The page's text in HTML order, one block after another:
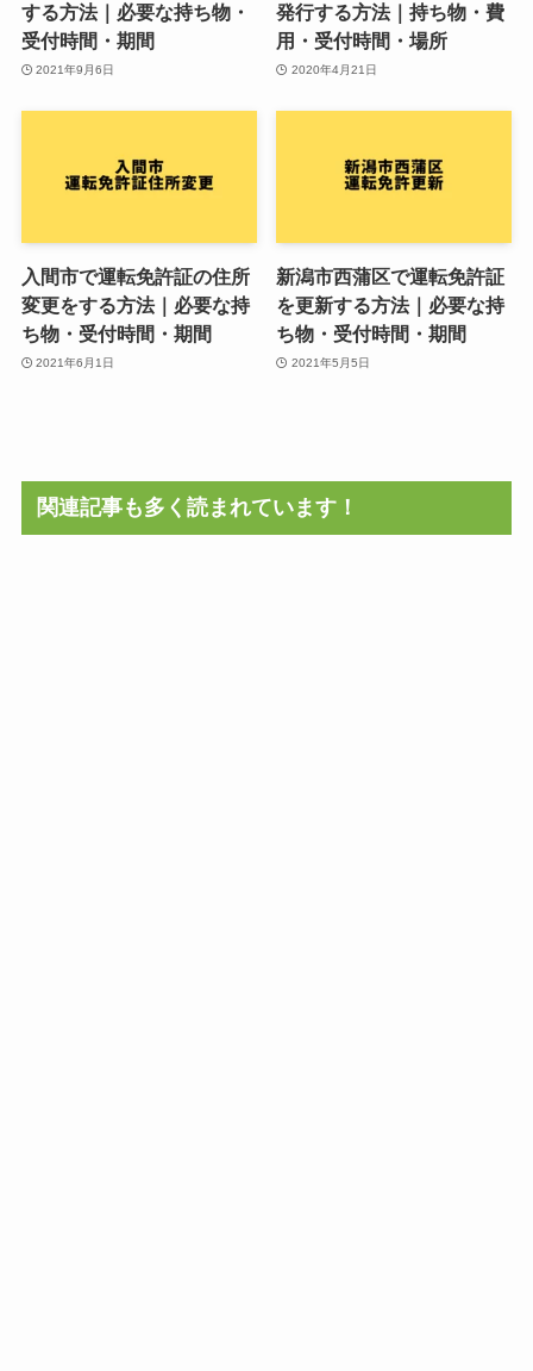
する方法｜必要な持ち物・
受付時間・期間
2021年9月6日
発行する方法｜持ち物・費
用・受付時間・場所
2020年4月21日
入間市で運転免許証の住所
変更をする方法｜必要な持
ち物・受付時間・期間
2021年6月1日
新潟市西蒲区で運転免許証
を更新する方法｜必要な持
ち物・受付時間・期間
2021年5月5日
関連記事も多く読まれています！